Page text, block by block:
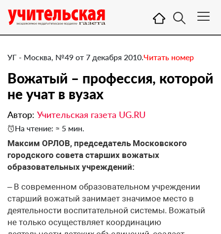
УГ - Москва, №49 от 7 декабря 2010.Читать номер
​Вожатый – профессия, которой
не учат в вузах
Автор: Учительская газета UG.RU
На чтение: ≈ 5 мин.
Максим ОРЛОВ, председатель Московского
городского совета старших вожатых
образовательных учреждений:
– В современном образовательном учреждении
старший вожатый занимает значимое место в
деятельности воспитательной системы. Вожатый
не только осуществляет координацию